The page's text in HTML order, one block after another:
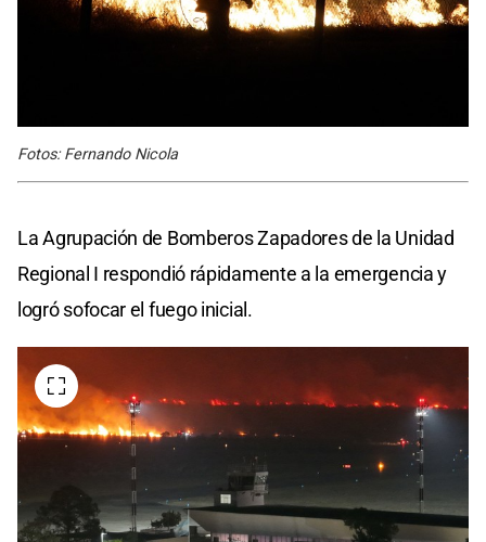
Fotos: Fernando Nicola
La Agrupación de Bomberos Zapadores de la Unidad
Regional I respondió rápidamente a la emergencia y
logró sofocar el fuego inicial.